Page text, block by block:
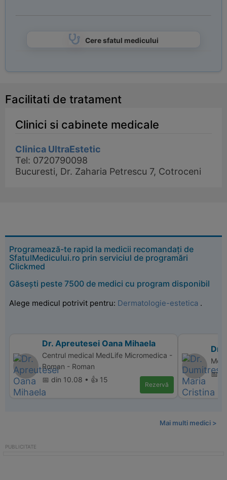
Cere sfatul medicului
Facilitati de tratament
Clinici si cabinete medicale
Clinica UltraEstetic
Tel: 0720790098
Bucuresti, Dr. Zaharia Petrescu 7, Cotroceni
Programează-te rapid la medicii recomandați de
SfatulMedicului.ro prin serviciul de programări
Clickmed
Găsești peste 7500 de medici cu program disponibil
Alege medicul potrivit pentru: Dermatologie-estetica .
Dr. Apreutesei Oana Mihaela
Centrul medical MedLife Micromedica -
Roman - Roman
📅 din 10.08 • 👍 15
Rezervă
Dr.
📅
Mai multi medici >